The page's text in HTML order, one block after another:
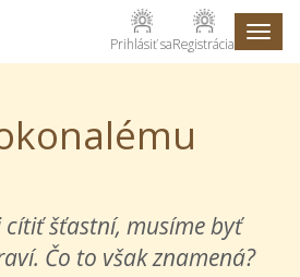
Prihlásiť saRegistrácia
cítiť šťastní, musíme byť
Čo to však znamená?